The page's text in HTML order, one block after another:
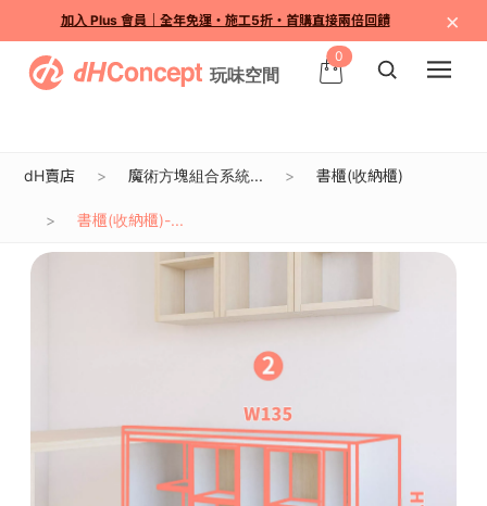
加入 Plus 會員｜全年免運・施工5折・首購直接兩倍回饋 ×
0
dH賣店 魔術方塊組合系統... 書櫃(收納櫃)
書櫃(收納櫃)-...